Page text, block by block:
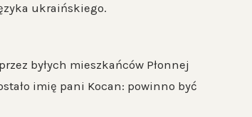
ukraińskiego.
byłych mieszkańców Płonnej
imię pani Kocan: powinno być